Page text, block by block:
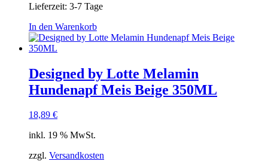
Lieferzeit: 3-7 Tage
In den Warenkorb
Designed by Lotte Melamin
Hundenapf Meis Beige 350ML
18,89 €
inkl. 19 % MwSt.
zzgl. Versandkosten